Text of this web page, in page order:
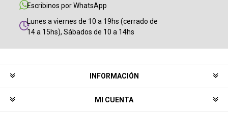
Escribinos por WhatsApp
Lunes a viernes de 10 a 19hs (cerrado de
14 a 15hs), Sábados de 10 a 14hs
INFORMACIÓN
MI CUENTA